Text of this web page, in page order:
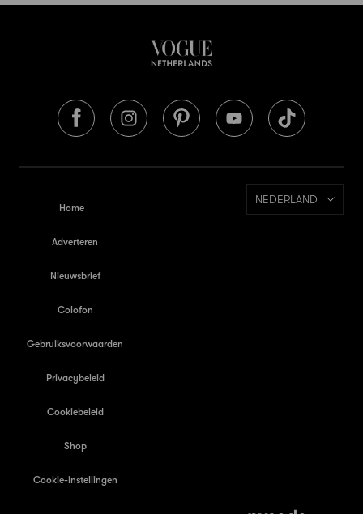
Home
Adverteren
Nieuwsbrief
Colofon
Gebruiksvoorwaarden
Privacybeleid
Cookiebeleid
Shop
Cookie-instellingen
NEDERLAND